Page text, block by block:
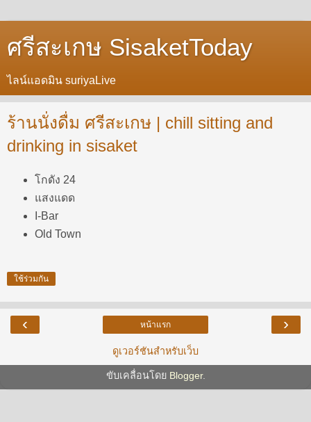
ศรีสะเกษ SisaketToday
ไลน์แอดมิน suriyaLive
ร้านนั่งดื่ม ศรีสะเกษ | chill sitting and
drinking in sisaket
โกดัง 24
แสงแดด
I-Bar
Old Town
ใช้ร่วมกัน
‹ ›
หน้าแรก
ดูเวอร์ชันสำหรับเว็บ
ขับเคลื่อนโดย Blogger.